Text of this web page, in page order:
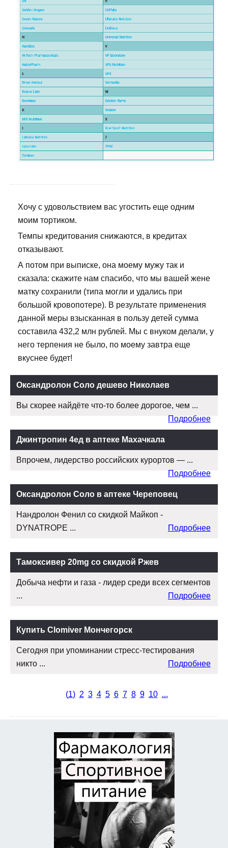
Хочу с удовольствием вас угостить еще одним
моим тортиком.
Темпы кредитования снижаются, в кредитах
отказывают.
А потом при выписке, она моему мужу так и
сказала: скажите нам спасибо, что мы вашей жене
матку сохранили (типа могли и удались при
большой кровопотере). В результате применения
данной меры взысканная в пользу детей сумма
составила 432,2 млн рублей. Мы с внуком делали, у
него терпения не было, по моему завтра еще
вкуснее будет!
Оксандролон Соло дешево Николаев
Вы скорее найдёте что-то более дорогое, чем ...
Подробнее
Джинтропин 4ед в аптеке Махачкала
Впрочем, лидерство российских курортов — ...
Подробнее
Оксандролон Соло в аптеке Череповец
Нандролон Фенил со скидкой Майкоп -
DYNATROPE ...
Подробнее
Тамоксивер 20mg со скидкой Ржев
Добыча нефти и газа - лидер среди всех сегментов
...
Подробнее
Купить Clomiver Мончегорск
Сегодня при упоминании стресс-тестирования
никто ...
Подробнее
(1) 2 3 4 5 6 7 8 9 10 ...